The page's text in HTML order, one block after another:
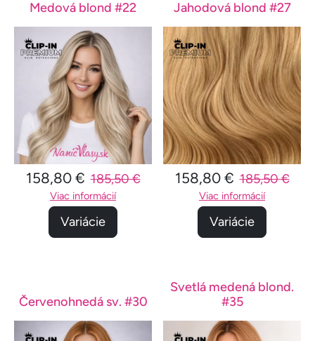
Medová blond #22
158,80 € 185,50 €
Viac informácií
Variácie
Jahodová blond #27
158,80 € 185,50 €
Viac informácií
Variácie
Červenohnedá sv. #30
Svetlá medená blond.
#35